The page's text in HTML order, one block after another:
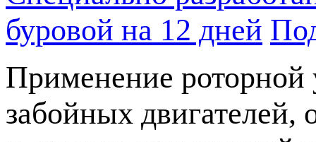
буровой на 12 дней
Применение роторной
забойных